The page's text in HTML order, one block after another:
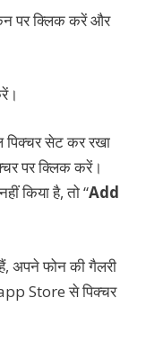
पर क्लिक करें और
पिक्चर सेट कर रखा
पर क्लिक करें।
किया है, तो “Add
अपने फोन की गैलरी
Store से पिक्चर